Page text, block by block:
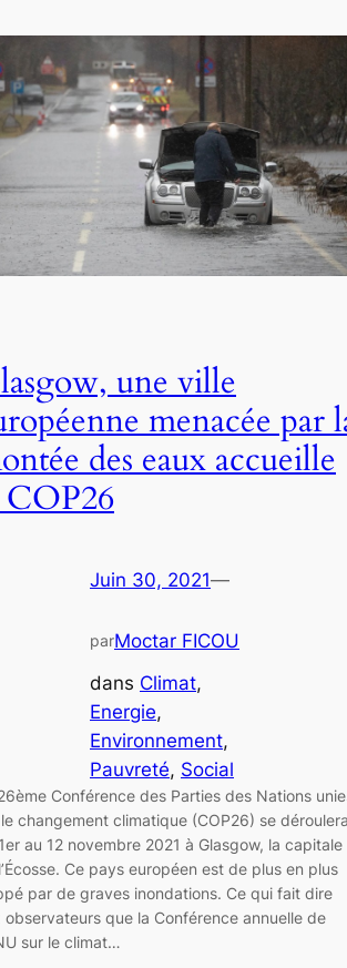
une ville
menacée par
des eaux accueille
Juin 30, 2021—
parMoctar FICOU
dans Climat
Energie
Environnement
Pauvreté, Social
Conférence des Parties des Nations
changement climatique (COP26) se
au 12 novembre 2021 à Glasgow, la capitale
Ce pays européen est de plus en plus
par de graves inondations. Ce qui fait dire
observateurs que la Conférence annuelle de
sur le climat…